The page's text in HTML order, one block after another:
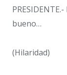
bueno…
(Hilaridad)